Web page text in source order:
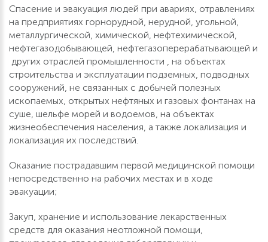
Спасение и эвакуация людей при авариях, отравлениях
на предприятиях горнорудной, нерудной, угольной,
металлургической, химической, нефтехимической,
нефтегазодобывающей, нефтегазоперерабатывающей и
других отраслей промышленности , на объектах
строительства и эксплуатации подземных, подводных
сооружений, не связанных с добычей полезных
ископаемых, открытых нефтяных и газовых фонтанах на
суше, шельфе морей и водоемов, на объектах
жизнеобеспечения населения, а также локализация и
локализация их последствий.
Оказание пострадавшим первой медицинской помощи
непосредственно на рабочих местах и в ходе
эвакуации;
Закуп, хранение и использование лекарственных
средств для оказания неотложной помощи,